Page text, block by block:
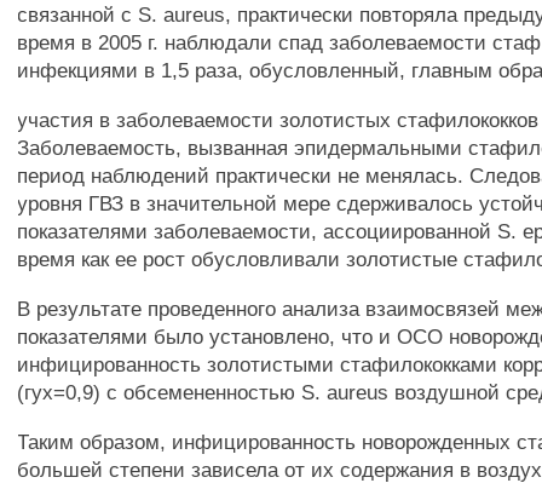
связанной с S. aureus, практически повторяла
время в 2005 г. наблюдали спад заболеваемости
инфекциями в 1,5 раза, обусловленный, главным
участия в заболеваемости золотистых
Заболеваемость, вызванная эпидермальными
период наблюдений практически не менялась.
уровня ГВЗ в значительной мере сдерживалось
показателями заболеваемости, ассоциированной S.
время как ее рост обусловливали золотистые
В результате проведенного анализа взаимосвязей
показателями было установлено, что и ОСО
инфицированность золотистыми стафилококками
(гух=0,9) с обсемененностью S. aureus воздушной
Таким образом, инфицированность новорожденных
большей степени зависела от их содержания в